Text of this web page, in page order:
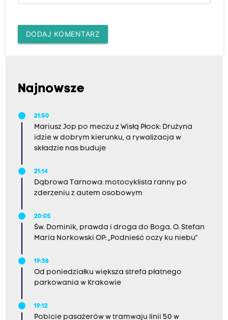
DODAJ KOMENTARZ
Najnowsze
21:50
Mariusz Jop po meczu z Wisłą Płock: Drużyna
idzie w dobrym kierunku, a rywalizacja w
składzie nas buduje
21:14
Dąbrowa Tarnowa: motocyklista ranny po
zderzeniu z autem osobowym
20:05
Św. Dominik, prawda i droga do Boga. O. Stefan
Maria Norkowski OP: „Podnieść oczy ku niebu”
19:38
Od poniedziałku większa strefa płatnego
parkowania w Krakowie
19:12
Pobicie pasażerów w tramwaju linii 50 w